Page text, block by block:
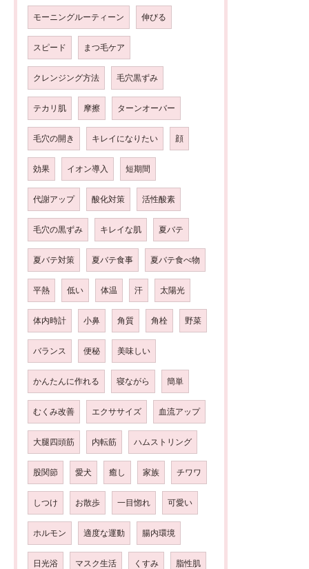
モーニングルーティーン 伸びる
スピード まつ毛ケア
クレンジング方法 毛穴黒ずみ
テカリ肌 摩擦 ターンオーバー
毛穴の開き キレイになりたい 顔
効果 イオン導入 短期間
代謝アップ 酸化対策 活性酸素
毛穴の黒ずみ キレイな肌 夏バテ
夏バテ対策 夏バテ食事 夏バテ食べ物
平熱 低い 体温 汗 太陽光
体内時計 小鼻 角質 角栓 野菜
バランス 便秘 美味しい
かんたんに作れる 寝ながら 簡単
むくみ改善 エクササイズ 血流アップ
大腿四頭筋 内転筋 ハムストリング
股関節 愛犬 癒し 家族 チワワ
しつけ お散歩 一目惚れ 可愛い
ホルモン 適度な運動 腸内環境
日光浴 マスク生活 くすみ 脂性肌